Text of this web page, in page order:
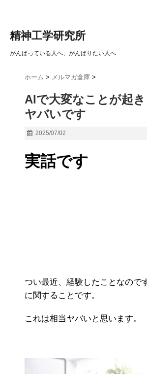
精神工学研究所
がんばっている人へ、がんばりたい人へ
ホーム > メルマガ倉庫 >
AIで大変なことが起き
ヤバいです
2025/07/02
実話です
つい最近、経験したことなので
に関することです。
これは相当ヤバいと思います。